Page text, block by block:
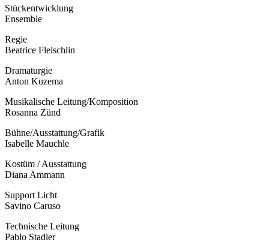
Stückentwicklung
Ensemble
Regie
Beatrice Fleischlin
Dramaturgie
Anton Kuzema
Musikalische Leitung/Komposition
Rosanna Zünd
Bühne/Ausstattung/Grafik
Isabelle Mauchle
Kostüm / Ausstattung
Diana Ammann
Support Licht
Savino Caruso
Technische Leitung
Pablo Stadler